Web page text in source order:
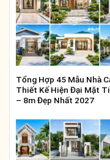
Tổng Hợp 45 Mẫu Nhà
Thiết Kế Hiện Đại Mặt
– 8m Đẹp Nhất 2027